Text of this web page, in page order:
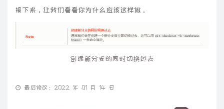
接下来，让我们看看你为什么应该这样做。
创建新分支的同时切换过去
最后修改：2022 年 01 月 14 日